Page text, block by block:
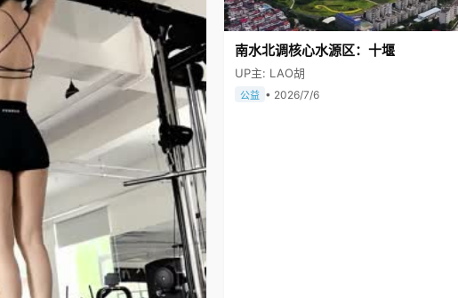
南水北调核心水源区：十堰
UP主: LAO胡
公益 • 2026/7/6